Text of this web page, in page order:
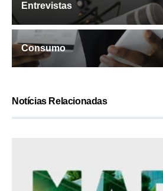
Entrevistas
Consumo
Notícias Relacionadas